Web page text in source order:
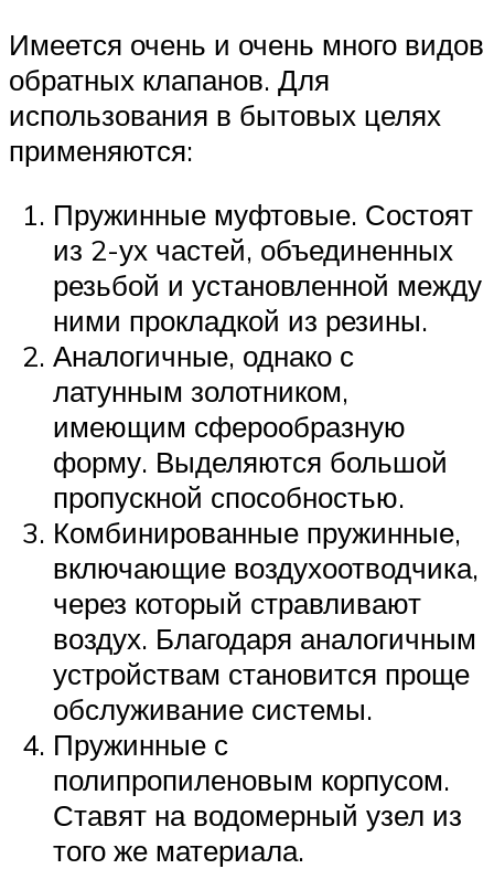
Имеется очень и очень много видов
обратных клапанов. Для
использования в бытовых целях
применяются:
Пружинные муфтовые. Состоят
из 2-ух частей, объединенных
резьбой и установленной между
ними прокладкой из резины.
Аналогичные, однако с
латунным золотником,
имеющим сферообразную
форму. Выделяются большой
пропускной способностью.
Комбинированные пружинные,
включающие воздухоотводчика,
через который стравливают
воздух. Благодаря аналогичным
устройствам становится проще
обслуживание системы.
Пружинные с
полипропиленовым корпусом.
Ставят на водомерный узел из
того же материала.